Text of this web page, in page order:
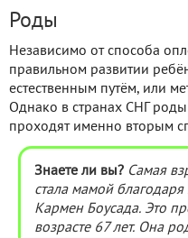
Роды
Независимо от способа
правильном развитии
естественным путём, или
Однако в странах СНГ
проходят именно вторым
Знаете ли вы? Самая
стала мамой
Кармен Боусада. Это
возрасте 67 лет. Она